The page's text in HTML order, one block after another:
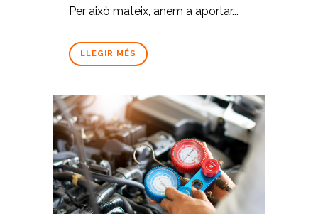
Per això mateix, anem a aportar...
LLEGIR MÉS